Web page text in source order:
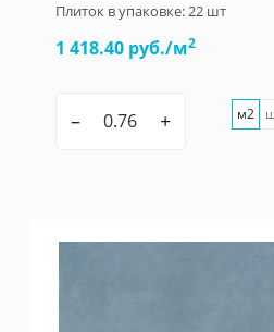
Плиток в упаковке:22 шт
1 418.40 руб./м2
– + м2